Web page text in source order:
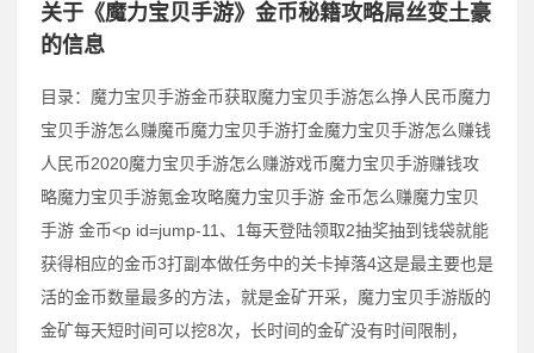
关于《魔力宝贝手游》金币秘籍攻略屌丝变土豪
的信息
目录：魔力宝贝手游金币获取魔力宝贝手游怎么挣人民币魔力
宝贝手游怎么赚魔币魔力宝贝手游打金魔力宝贝手游怎么赚钱
人民币2020魔力宝贝手游怎么赚游戏币魔力宝贝手游赚钱攻
略魔力宝贝手游氪金攻略魔力宝贝手游 金币怎么赚魔力宝贝
手游 金币˂p id=jump-11、1每天登陆领取2抽奖抽到钱袋就能
获得相应的金币3打副本做任务中的关卡掉落4这是最主要也是
活的金币数量最多的方法，就是金矿开采，魔力宝贝手游版的
金矿每天短时间可以挖8次，长时间的金矿没有时间限制，